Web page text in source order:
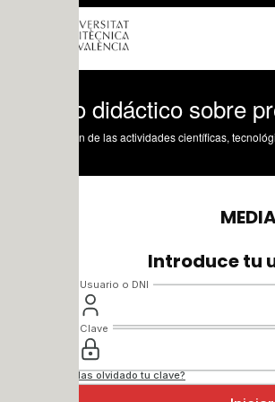
didáctico sobre
de las actividades científicas, tecnológicas y artísticas